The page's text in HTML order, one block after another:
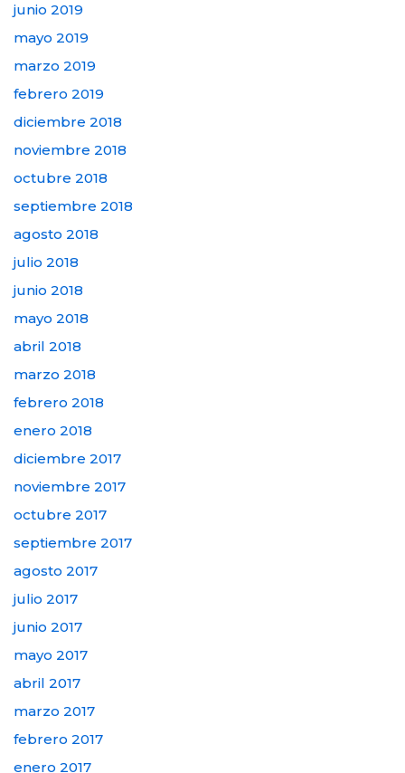
junio 2019
mayo 2019
marzo 2019
febrero 2019
diciembre 2018
noviembre 2018
octubre 2018
septiembre 2018
agosto 2018
julio 2018
junio 2018
mayo 2018
abril 2018
marzo 2018
febrero 2018
enero 2018
diciembre 2017
noviembre 2017
octubre 2017
septiembre 2017
agosto 2017
julio 2017
junio 2017
mayo 2017
abril 2017
marzo 2017
febrero 2017
enero 2017